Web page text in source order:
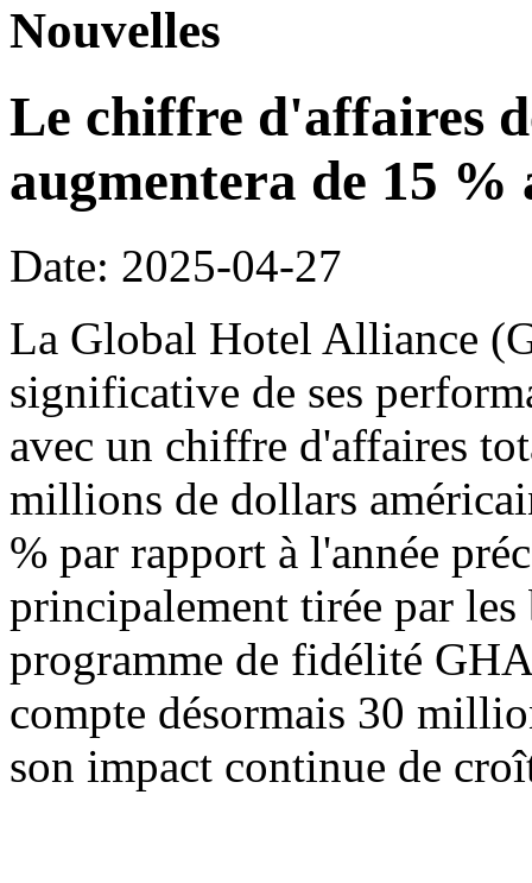
Nouvelles
Le chiffre d'affaires
augmentera de 15
Date: 2025-04-27
La Global Hotel Alliance
significative de ses
avec un chiffre d'affaires
millions de dollars
% par rapport à l'année
principalement tirée par les
programme de fidélité
compte désormais 30
son impact continue de